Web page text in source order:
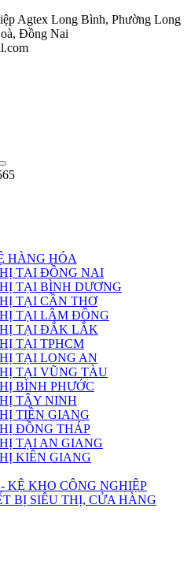
Agtex Long Bình, Phường Long
Đồng Nai
HÀNG HÓA
TẠI ĐỒNG NAI
TẠI BÌNH DƯƠNG
TẠI CẦN THƠ
TẠI LÂM ĐỒNG
TẠI ĐẮK LẮK
TẠI TPHCM
TẠI LONG AN
TẠI VŨNG TÀU
BÌNH PHƯỚC
TÂY NINH
TIỀN GIANG
ĐỒNG THÁP
TẠI AN GIANG
KIÊN GIANG
KỆ KHO CÔNG NGHIỆP
BỊ SIÊU THỊ, CỬA HÀNG